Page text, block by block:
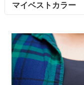
マイベストカラー